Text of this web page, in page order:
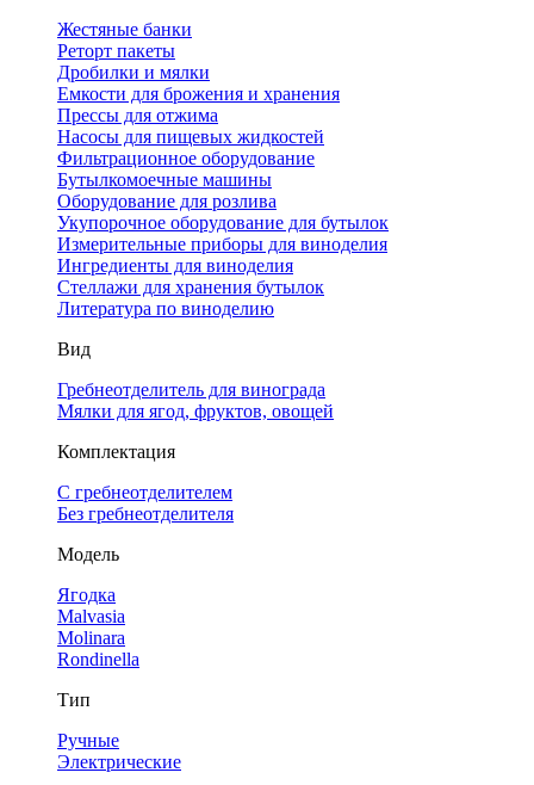
Жестяные банки
Реторт пакеты
Дробилки и мялки
Емкости для брожения и хранения
Прессы для отжима
Насосы для пищевых жидкостей
Фильтрационное оборудование
Бутылкомоечные машины
Оборудование для розлива
Укупорочное оборудование для бутылок
Измерительные приборы для виноделия
Ингредиенты для виноделия
Стеллажи для хранения бутылок
Литература по виноделию
Вид
Гребнеотделитель для винограда
Мялки для ягод, фруктов, овощей
Комплектация
С гребнеотделителем
Без гребнеотделителя
Модель
Ягодка
Malvasia
Molinara
Rondinella
Тип
Ручные
Электрические